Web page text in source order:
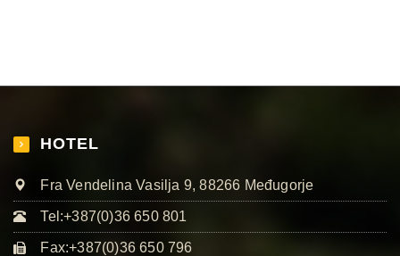
HOTEL
Fra Vendelina Vasilja 9, 88266 Međugorje
Tel:+387(0)36 650 801
Fax:+387(0)36 650 796